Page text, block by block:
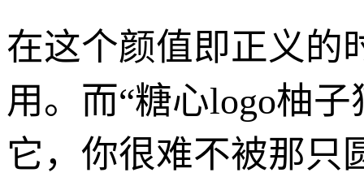
在这个颜值即正义的
用。而“糖心logo柚
它，你很难不被那只